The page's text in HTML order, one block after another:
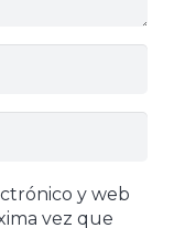
y web
vez que